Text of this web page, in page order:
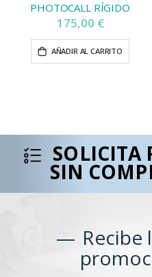
PHOTOCALL RÍGIDO
175,00 €
AÑADIR AL CARRITO
SOLICITA
SIN
Recibe